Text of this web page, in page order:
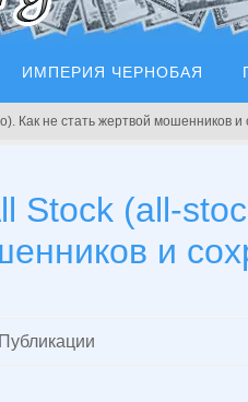
ИМПЕРИЯ ЧЕРНОБАЯ
Как не стать жертвой мошенников
Stock (all-
и
Публикации